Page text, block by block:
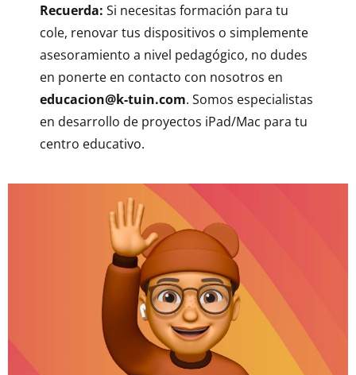
Recuerda: Si necesitas formación para tu
cole, renovar tus dispositivos o simplemente
asesoramiento a nivel pedagógico, no dudes
en ponerte en contacto con nosotros en
educacion@k-tuin.com. Somos especialistas
en desarrollo de proyectos iPad/Mac para tu
centro educativo.